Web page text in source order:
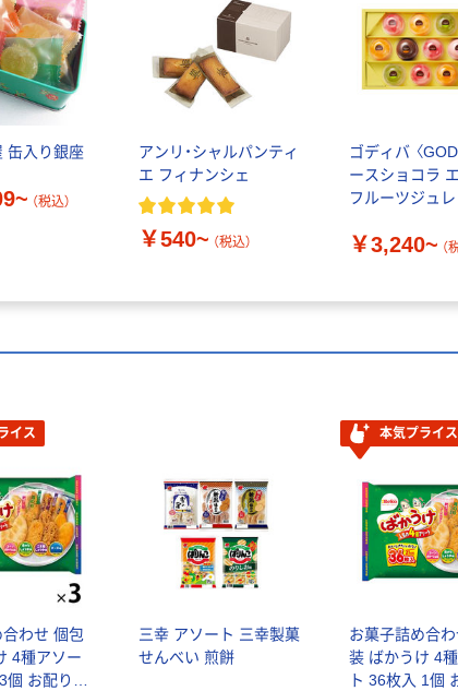
缶入り銀座
（税込）
アンリ・シャルパンティ
エ フィナンシェ
￥540~ （税込）
ゴディバ 〈
ースショコラ
フルーツジュレ
￥3,240~ （
イス
わせ 個包
り栗
三幸 アソート 三幸製菓
せんべい 煎餅
本気プライス
お菓子詰め合
装 ばかうけ 4種アソー
ト 36枚入 1個 お配り栗